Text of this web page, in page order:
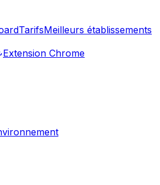
TarifsMeilleurs établissements
Extension Chrome